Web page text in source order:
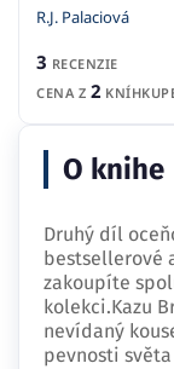
R.J. Palaciová
3 RECENZIE
CENA Z 2
O knihe
Druhý díl
bestsellerové
zakoupíte
kolekci.Kazu
nevídaný
pevnosti